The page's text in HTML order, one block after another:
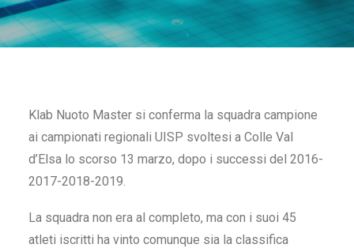
Klab Nuoto Master si conferma la squadra campione
ai campionati regionali UISP svoltesi a Colle Val
d’Elsa lo scorso 13 marzo, dopo i successi del 2016-
2017-2018-2019.
La squadra non era al completo, ma con i suoi 45
atleti iscritti ha vinto comunque sia la classifica